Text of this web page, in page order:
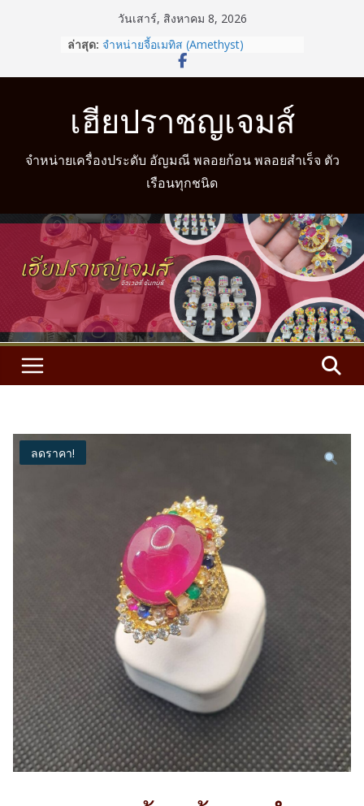
วันเสาร์, สิงหาคม 8, 2026
ล่าสุด: จำหน่ายจี้อเมทิส (Amethyst)
รู้หรือไม่? สวมแหวนให้ถูกนิ้วตามวันเกิด
ช่วยเสริมดวงชะตาได้
จำหน่ายแหวนมงคล
จำหน่ายแหวนมงคล พร้อมบริการวัดนิ้ว
เฮียปราชญเจมส์
จำหน่ายเครื่องประดับ อัญมณี พลอยก้อน พลอยสำเร็จ ตัว
เรือนทุกชนิด
ลดราคา!